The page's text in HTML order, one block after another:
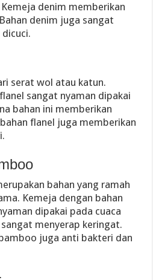
denim memberikan
denim juga sangat
serat wol atau katun.
sangat nyaman dipakai
bahan ini memberikan
flanel juga memberikan
bahan yang ramah
Kemeja dengan bahan
dipakai pada cuaca
menyerap keringat.
juga anti bakteri dan